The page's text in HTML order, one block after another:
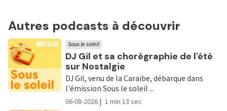
Autres podcasts à découvrir
Ecouter
DJ Gil et sa chorégraphie de l'été
sur Nostalgie
Sous le soleil
DJ Gil, venu de la Caraïbe, débarque dans
l'émission Sous le soleil ...
06-08-2026 | 1 min 13 sec